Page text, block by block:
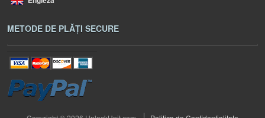
METODE DE PLĂȚI SECURE